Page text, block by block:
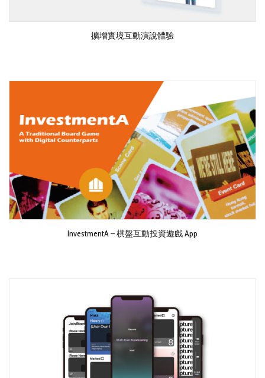
擴增實境互動演說體驗
InvestmentA – 棋盤互動投資遊戲 App